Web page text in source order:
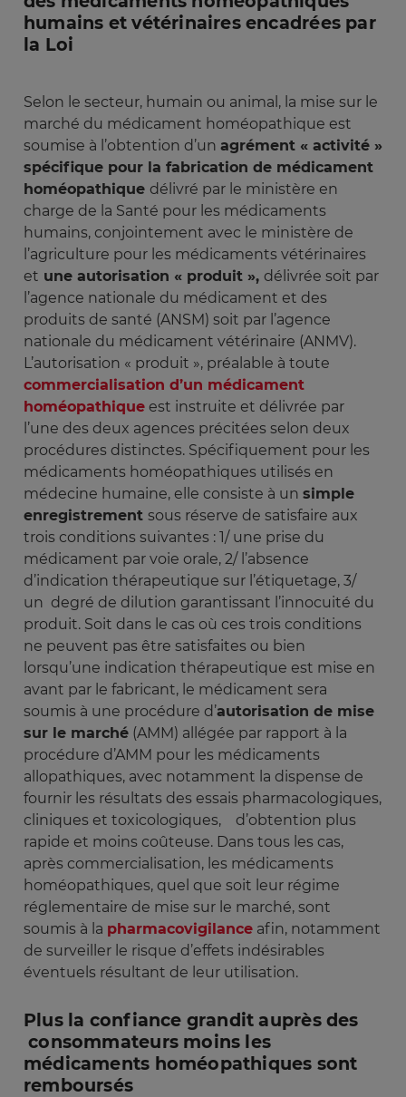
humains et vétérinaires encadrées par
la Loi
Selon le secteur, humain ou animal, la mise sur le
marché du médicament homéopathique est
soumise à l’obtention d’un agrément « activité »
spécifique pour la fabrication de médicament
homéopathique délivré par le ministère en
charge de la Santé pour les médicaments
humains, conjointement avec le ministère de
l’agriculture pour les médicaments vétérinaires
et une autorisation « produit », délivrée soit par
l’agence nationale du médicament et des
produits de santé (ANSM) soit par l’agence
nationale du médicament vétérinaire (ANMV).
L’autorisation « produit », préalable à toute
commercialisation d’un médicament
homéopathique est instruite et délivrée par
l’une des deux agences précitées selon deux
procédures distinctes. Spécifiquement pour les
médicaments homéopathiques utilisés en
médecine humaine, elle consiste à un simple
enregistrement sous réserve de satisfaire aux
trois conditions suivantes : 1/ une prise du
médicament par voie orale, 2/ l’absence
d’indication thérapeutique sur l’étiquetage, 3/
un degré de dilution garantissant l’innocuité du
produit. Soit dans le cas où ces trois conditions
ne peuvent pas être satisfaites ou bien
lorsqu’une indication thérapeutique est mise en
avant par le fabricant, le médicament sera
soumis à une procédure d’autorisation de mise
sur le marché (AMM) allégée par rapport à la
procédure d’AMM pour les médicaments
allopathiques, avec notamment la dispense de
fournir les résultats des essais pharmacologiques,
cliniques et toxicologiques, d’obtention plus
rapide et moins coûteuse. Dans tous les cas,
après commercialisation, les médicaments
homéopathiques, quel que soit leur régime
réglementaire de mise sur le marché, sont
soumis à la pharmacovigilance afin, notamment
de surveiller le risque d’effets indésirables
éventuels résultant de leur utilisation.
Plus la confiance grandit auprès des
consommateurs moins les
médicaments homéopathiques sont
remboursés